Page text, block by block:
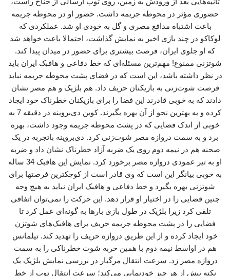
حضوری مؤثر در محوطه جریمه داشت. حضور او در محوطه جریمه
باعث اشتباه مدافع مصری و گل به خودی او شد. عملکردی که
لوکاکو در چند بازی اخیر به نمایش گذاشت، احتمالا باعث خواهد شد
که او جلوی ایران، فرصت بیشتری برای حضور در میدان پیدا کند.
شوتزنی ممنوع! مهم‌ترین مسئله‌ای که خط دفاعی و هافبک ایران باید
در نظر داشته باشد، این است که در فضای پشت محوطه جریمه نباید
فرصت شوت‌زنی به بازیکنان حریف داد. هم بلژیک و هم مصر نشان
دادند که به خوبی قادرند این فضا را برای بازیکنان خطرناک خود ایجاد
کرده و به بهترین نحو از آن بهره بگیرند. کوین دی‌بروینه در دقیقه 7 به
خوبی از اندک فضایی که در پشت محوطه جریمه وجود داشت، بهره
برد و به سمت دروازه مصر شوت‌زنی کرد. دی‌بروینه باتجربه در یک
صحنه هم در نیمه دوم روی یک ضربه آزاد خطرناک نشان داد و ضربه
او به تیر عمودی دروازه مصر برخورد کرد. نمایش این هافبک 34 ساله
به خوبی بیانگر این است که وی قادر است از کوچکترین فرصتها برای
شوتزنی بهره بگیرد و خط دفاعی و هافبک ایران نباید به هیچ وجه
چنین فضایی را در اختیار او قرار دهد. این حرکت را نمی‌توان اتفاقی
تلقی کرد زیرا بلژیک در طول بازی بارها به گونه‌ای عمل کرد تا
فضایی را در پشت محوطه جریمه حریف برای هافبک‌های شوتزن
خود ایجاد کرده و از این طریق دروازه حریف را تهدید کند. تیلمانس
هم در اواسط نیمه دوم با همین حربه شوت خطرناکی را به سمت
دروازه مصر زد. سرعت انتقال مرگبار در بررسی نمایش بلژیک یک
نکته بیش از هر چیز خودنمایی می‌کند؛ سرعت انتقال توپ از خط